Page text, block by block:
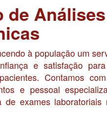
de Análises
à população um
e satisfação
Contamos
e pessoal
exames laboratoriais